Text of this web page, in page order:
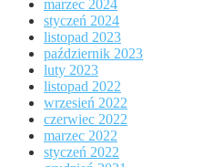
marzec 2024
styczeń 2024
listopad 2023
październik 2023
luty 2023
listopad 2022
wrzesień 2022
czerwiec 2022
marzec 2022
styczeń 2022